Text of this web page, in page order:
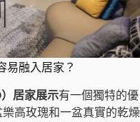
易融入居家？
居家展示有一個獨特的優
樂高玫瑰和一盆真實的乾燥